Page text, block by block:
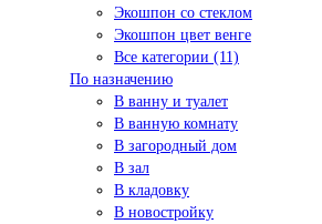
Экошпон со стеклом
Экошпон цвет венге
Все категории (11)
По назначению
В ванну и туалет
В ванную комнату
В загородный дом
В зал
В кладовку
В новостройку